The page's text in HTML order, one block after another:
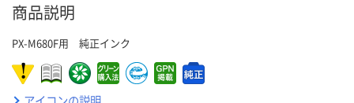
商品説明
PX-M680F用 純正インク